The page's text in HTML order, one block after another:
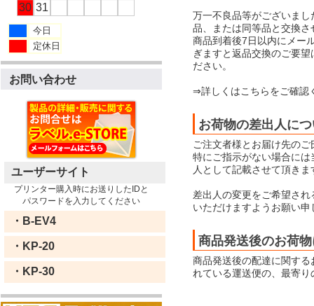
30 31
今日
定休日
お問い合わせ
ユーザーサイト
プリンター購入時にお送りしたIDと
パスワードを入力してください
・B-EV4
・KP-20
・KP-30
万一不良品等がございま
品、または同等品と交換
商品到着後7日以内にメー
ぎますと返品交換のご要
ださい。
⇒詳しくはこちらをご確認
お荷物の差出人に
ご注文者様とお届け先の
特にご指示がない場合に
人として記載させて頂きま
差出人の変更をご希望さ
いただけますようお願い申
商品発送後のお荷
商品発送後の配達に関す
れている運送便の、最寄